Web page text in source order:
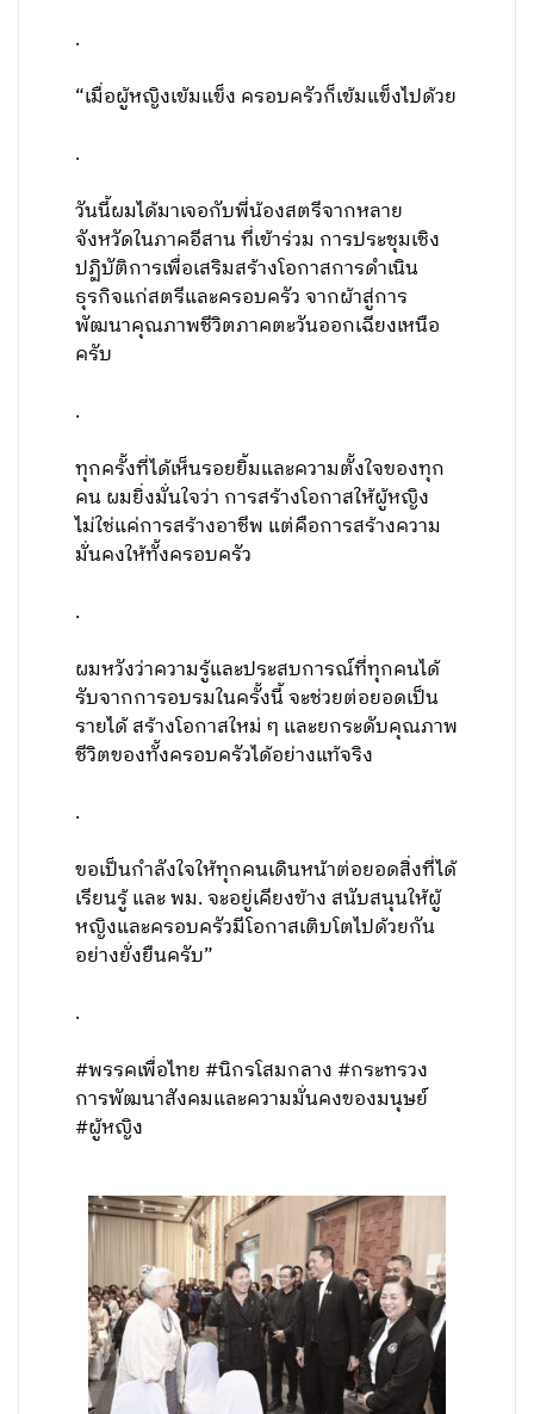
.
“เมื่อผู้หญิงเข้มแข็ง ครอบครัวก็เข้มแข็งไปด้วย
.
วันนี้ผมได้มาเจอกับพี่น้องสตรีจากหลาย
จังหวัดในภาคอีสาน ที่เข้าร่วม การประชุมเชิง
ปฏิบัติการเพื่อเสริมสร้างโอกาสการดำเนิน
ธุรกิจแก่สตรีและครอบครัว จากผ้าสู่การ
พัฒนาคุณภาพชีวิตภาคตะวันออกเฉียงเหนือ
ครับ
.
ทุกครั้งที่ได้เห็นรอยยิ้มและความตั้งใจของทุก
คน ผมยิ่งมั่นใจว่า การสร้างโอกาสให้ผู้หญิง
ไม่ใช่แค่การสร้างอาชีพ แต่คือการสร้างความ
มั่นคงให้ทั้งครอบครัว
.
ผมหวังว่าความรู้และประสบการณ์ที่ทุกคนได้
รับจากการอบรมในครั้งนี้ จะช่วยต่อยอดเป็น
รายได้ สร้างโอกาสใหม่ ๆ และยกระดับคุณภาพ
ชีวิตของทั้งครอบครัวได้อย่างแท้จริง
.
ขอเป็นกำลังใจให้ทุกคนเดินหน้าต่อยอดสิ่งที่ได้
เรียนรู้ และ พม. จะอยู่เคียงข้าง สนับสนุนให้ผู้
หญิงและครอบครัวมีโอกาสเติบโตไปด้วยกัน
อย่างยั่งยืนครับ”
.
#พรรคเพื่อไทย #นิกรโสมกลาง #กระทรวง
การพัฒนาสังคมและความมั่นคงของมนุษย์
#ผู้หญิง